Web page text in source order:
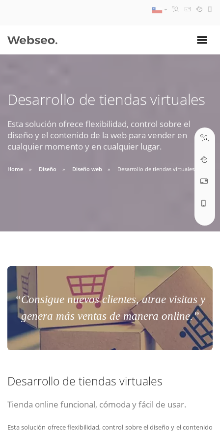
Desarrollo de tiendas virtuales
Esta solución ofrece flexibilidad, control sobre el
diseño y el contenido de la web para vender en
cualquier momento y en cualquier lugar.
Home Diseño Diseño web Desarrollo de tiendas virtuales
“Consigue nuevos clientes, atrae visitas y
genera más ventas de manera online.”
Desarrollo de tiendas virtuales
Tienda online funcional, cómoda y fácil de usar.
Esta solución ofrece flexibilidad, control sobre el diseño y el contenido
09:30 AM A 18:30 PM
soporte@webseo.cl
ABRIR TICKET